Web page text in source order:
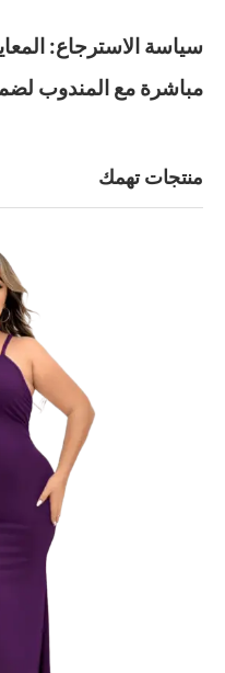
سياسة الاسترجاع:
مباشرة مع المندوب
منتجات تهمك